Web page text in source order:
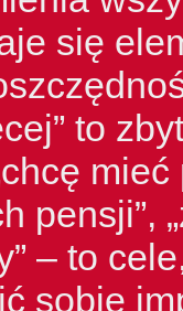
się
to
pensji”,
– to
sobie